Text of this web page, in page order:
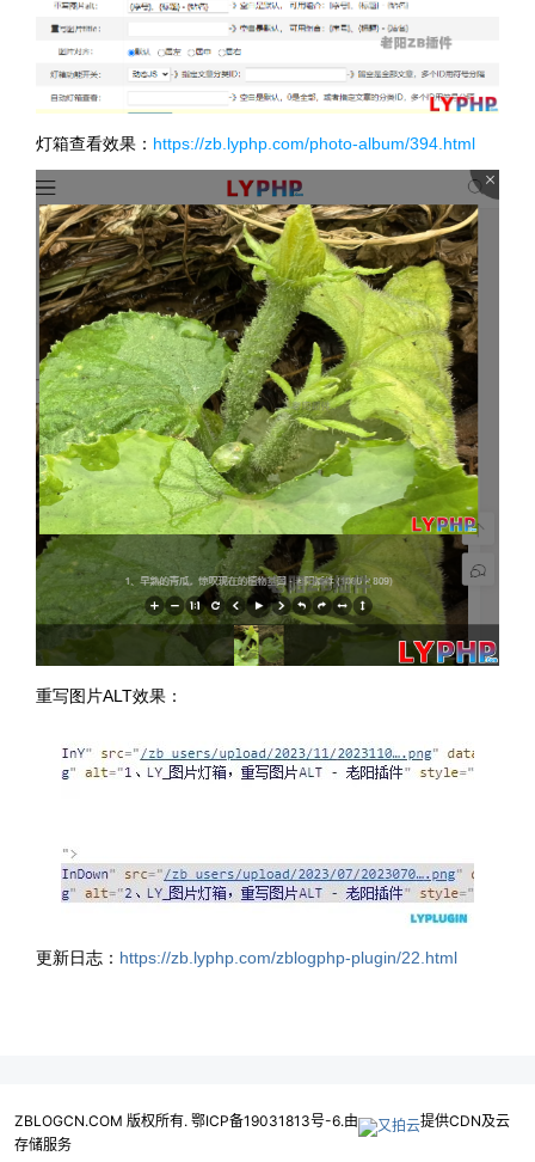
灯箱查看效果： https://zb.lyphp.com/photo-album/394.html
重写图片ALT效果：
更新日志： https://zb.lyphp.com/zblogphp-plugin/22.html
ZBLOGCN.COM 版权所有. 鄂ICP备19031813号-6.由
提供CDN及云
存储服务